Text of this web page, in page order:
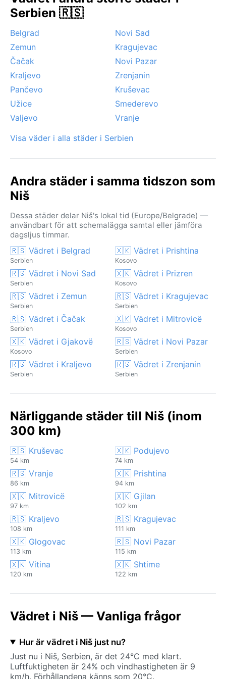
men sällan extrema, även om dimma kan svepa in
stormar eller spridda starka vindar som sirocco
förekommer, men lokala väderfenomen som hård
nordvind (košava) kan ibland göra sig påminda. Niš är
en stad där vädret sällan blir dramatiskt, men en
medvetenhet om årstidernas skiftningar gör resan
Serbien 🇷🇸
Belgrad
Novi Sad
Zemun
Kragujevac
Čačak
Novi Pazar
Kraljevo
Zrenjanin
Pančevo
Kruševac
Užice
Smederevo
Valjevo
Vranje
Visa väder i alla städer i Serbien
Andra städer i samma tidszon som
Niš
Dessa städer delar Niš's lokal tid (Europe/Belgrade) —
användbart för att schemalägga samtal eller jämföra
dagsljus timmar.
🇷🇸 Vädret i Belgrad
Serbien
🇽🇰 Vädret i Prishtina
Kosovo
🇷🇸 Vädret i Novi Sad
Serbien
🇽🇰 Vädret i Prizren
Kosovo
🇷🇸 Vädret i Zemun
Serbien
🇷🇸 Vädret i Kragujevac
Serbien
🇷🇸 Vädret i Čačak
Serbien
🇽🇰 Vädret i Mitrovicë
Kosovo
🇽🇰 Vädret i Gjakovë
Kosovo
🇷🇸 Vädret i Novi Pazar
Serbien
🇷🇸 Vädret i Kraljevo
Serbien
🇷🇸 Vädret i Zrenjanin
Serbien
Närliggande städer till Niš (inom
300 km)
🇷🇸 Kruševac
54 km
🇽🇰 Podujevo
74 km
🇷🇸 Vranje
86 km
🇽🇰 Prishtina
94 km
🇽🇰 Mitrovicë
97 km
🇽🇰 Gjilan
102 km
🇷🇸 Kraljevo
108 km
🇷🇸 Kragujevac
111 km
🇽🇰 Glogovac
113 km
🇷🇸 Novi Pazar
115 km
🇽🇰 Vitina
120 km
🇽🇰 Shtime
122 km
Vädret i Niš — Vanliga frågor
Hur är vädret i Niš just nu?
Just nu i Niš, Serbien, är det 24°C med klart.
Luftfuktigheten är 24% och vindhastigheten är 9
km/h. Förhållandena känns som 20°C.